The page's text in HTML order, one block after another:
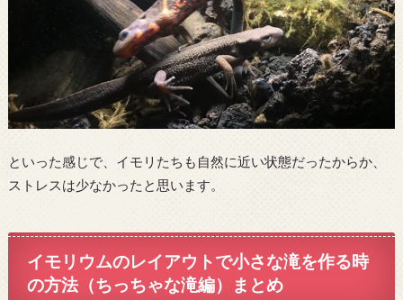
といった感じで、イモリたちも自然に近い状態だったからか、
ストレスは少なかったと思います。
イモリウムのレイアウトで小さな滝を作る時
の方法（ちっちゃな滝編）まとめ